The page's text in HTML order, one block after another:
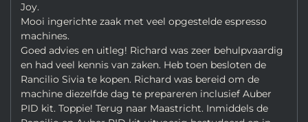
Joy.
Mooi ingerichte zaak met veel opgestelde espresso
machines.
Goed advies en uitleg! Richard was zeer behulpvaardig
en had veel kennis van zaken. Heb toen besloten de
Rancilio Sivia te kopen. Richard was bereid om de
machine diezelfde dag te prepareren inclusief Auber
PID kit. Toppie! Terug naar Maastricht. Inmiddels de